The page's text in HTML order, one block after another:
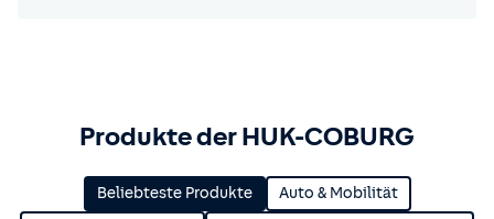
Produkte der HUK-COBURG
Beliebteste Produkte Auto & Mobilität